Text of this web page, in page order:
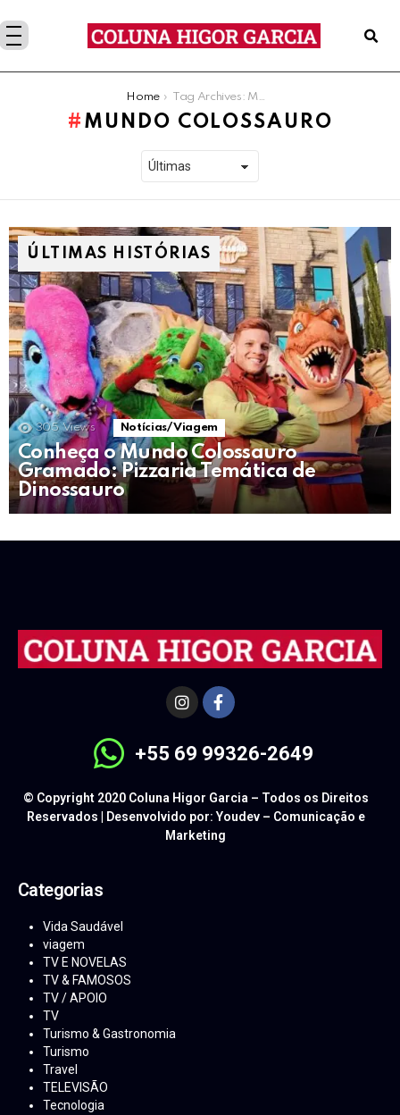
Home Tag Archives: Mundo Colossauro
MUNDO COLOSSAURO
ÚLTIMAS HISTÓRIAS
305 Views Notícias/ Viagem
Conheça o Mundo Colossauro
Gramado: Pizzaria Temática de
Dinossauro
+55 69 99326-2649
© Copyright 2020 Coluna Higor Garcia – Todos os Direitos
Reservados | Desenvolvido por: Youdev – Comunicação e
Marketing
Categorias
Vida Saudável
viagem
TV E NOVELAS
TV & FAMOSOS
TV / APOIO
TV
Turismo & Gastronomia
Turismo
Travel
TELEVISÃO
Tecnologia